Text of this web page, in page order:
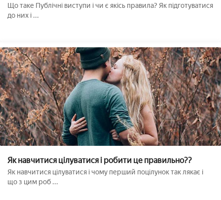
Що таке Публічні виступи і чи є якісь правила? Як підготуватися
до них і ...
Як навчитися цілуватися і робити це правильно??
Як навчитися цілуватися і чому перший поцілунок так лякає і
що з цим роб ...